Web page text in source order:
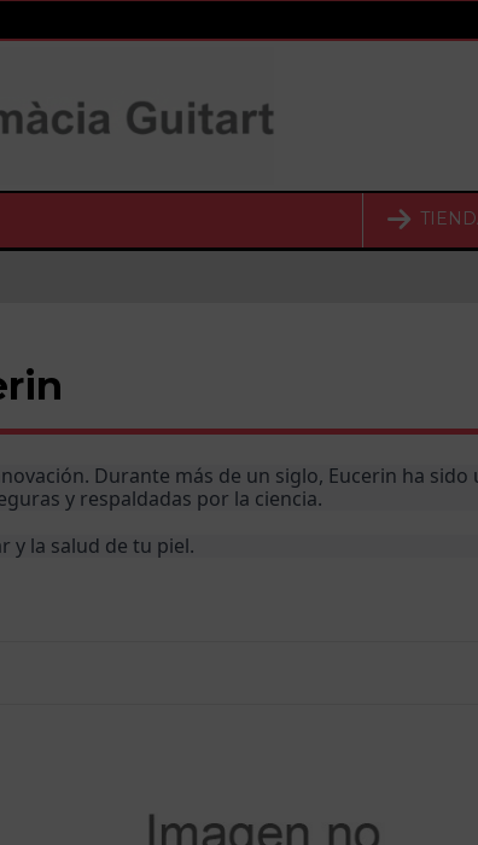
Durante más de un siglo, Eucerin ha
y respaldadas por la ciencia.
y la salud de tu piel.